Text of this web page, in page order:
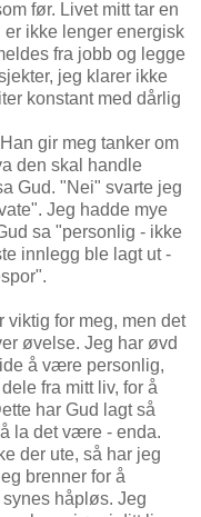
før. Livet mitt tar en
ikke lenger energisk
fra jobb og legge
jeg klarer ikke
konstant med dårlig
gir meg tanker om
den skal handle
Gud. "Nei" svarte jeg
Jeg hadde mye
sa "personlig - ikke
innlegg ble lagt ut -
for meg, men det
øvelse. Jeg har øvd
å være personlig,
fra mitt liv, for å
har Gud lagt så
la det være - enda.
der ute, så har jeg
brenner for å
håpløs. Jeg